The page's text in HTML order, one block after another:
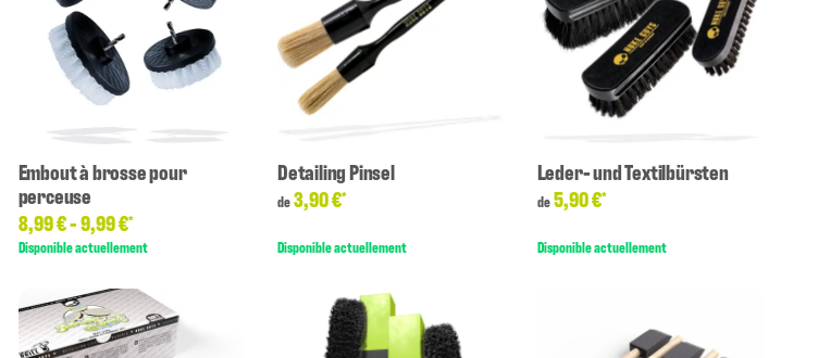
Embout à brosse pour
perceuse
8,99 € -9,99 €*
Disponible actuellement
Detailing Pinsel
de3,90 €*
Disponible actuellement
Leder- und Textilbürsten
de 5,90 €*
Disponible actuellement